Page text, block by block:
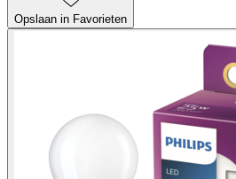
Opslaan in Favorieten